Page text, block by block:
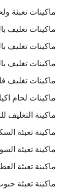
ماكينات تعبئة
ماكينات تغليف
ماكينات تغليف
ماكينات تغليف
ماكينات تغليف
ماكينات لحام
ماكينة التغليف
ماكينة تعبئة
ماكينة تعبئة
ماكينة تعبئة
ماكينة تعبئة